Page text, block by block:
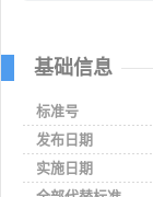
基础信息
标准号
发布日期
实施日期